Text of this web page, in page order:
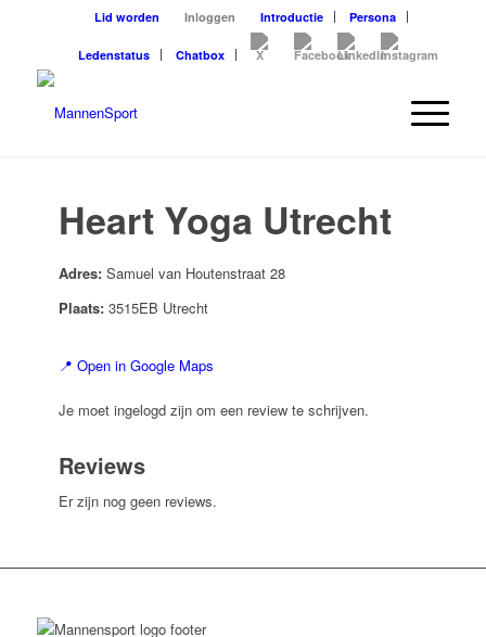
Lid worden Inloggen Introductie Persona
Ledenstatus Chatbox
Heart Yoga Utrecht
Adres:Samuel van Houtenstraat 28
Plaats:3515EB Utrecht
📍 Open in Google Maps
Je moet ingelogd zijn om een review te schrijven.
Reviews
Er zijn nog geen reviews.